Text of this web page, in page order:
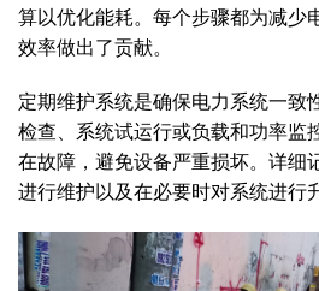
算以优化能耗。每个步骤都为减少
效率做出了贡献。
定期维护系统是确保电力系统一致
检查、系统试运行或负载和功率监
在故障，避免设备严重损坏。详细
进行维护以及在必要时对系统进行